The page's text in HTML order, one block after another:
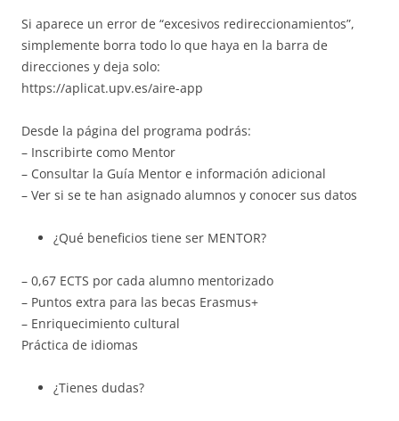
Si aparece un error de “excesivos redireccionamientos”,
simplemente borra todo lo que haya en la barra de
direcciones y deja solo:
https://aplicat.upv.es/aire-app
Desde la página del programa podrás:
– Inscribirte como Mentor
– Consultar la Guía Mentor e información adicional
– Ver si se te han asignado alumnos y conocer sus datos
¿Qué beneficios tiene ser MENTOR?
– 0,67 ECTS por cada alumno mentorizado
– Puntos extra para las becas Erasmus+
– Enriquecimiento cultural
Práctica de idiomas
¿Tienes dudas?